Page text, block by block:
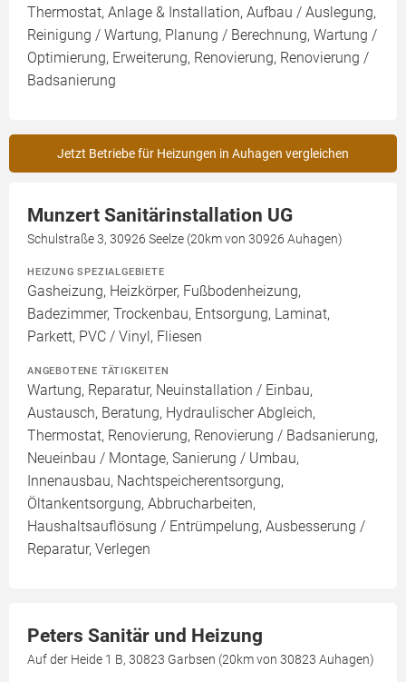
Thermostat, Anlage & Installation, Aufbau / Auslegung,
Reinigung / Wartung, Planung / Berechnung, Wartung /
Optimierung, Erweiterung, Renovierung, Renovierung /
Badsanierung
Jetzt Betriebe für Heizungen in Auhagen vergleichen
Munzert Sanitärinstallation UG
Schulstraße 3, 30926 Seelze (20km von 30926 Auhagen)
HEIZUNG SPEZIALGEBIETE
Gasheizung, Heizkörper, Fußbodenheizung,
Badezimmer, Trockenbau, Entsorgung, Laminat,
Parkett, PVC / Vinyl, Fliesen
ANGEBOTENE TÄTIGKEITEN
Wartung, Reparatur, Neuinstallation / Einbau,
Austausch, Beratung, Hydraulischer Abgleich,
Thermostat, Renovierung, Renovierung / Badsanierung,
Neueinbau / Montage, Sanierung / Umbau,
Innenausbau, Nachtspeicherentsorgung,
Öltankentsorgung, Abbrucharbeiten,
Haushaltsauflösung / Entrümpelung, Ausbesserung /
Reparatur, Verlegen
Peters Sanitär und Heizung
Auf der Heide 1 B, 30823 Garbsen (20km von 30823 Auhagen)